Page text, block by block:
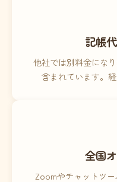
記帳
他社では別料金にな
含まれています。
全国
Zoomやチャットツ